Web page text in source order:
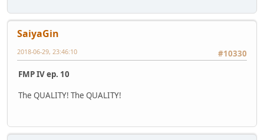
SaiyaGin
#10330
2018-06-29, 23:46:10
FMP IV ep. 10
The QUALITY! The QUALITY!